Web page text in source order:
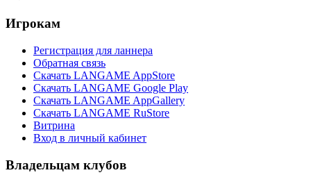
Игрокам
Регистрация для ланнера
Обратная связь
Скачать LANGAME AppStore
Скачать LANGAME Google Play
Скачать LANGAME AppGallery
Скачать LANGAME RuStore
Витрина
Вход в личный кабинет
Владельцам клубов